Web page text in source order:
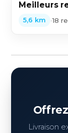
Meilleurs
5,6 km •18
Livraison